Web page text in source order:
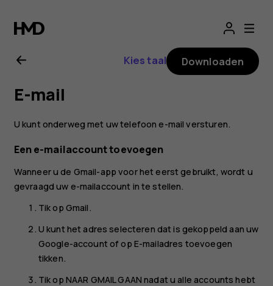
voor
Nokia
G21
Kies taal Downloaden
E-mail
U kunt onderweg met uw telefoon e-mail versturen.
Een e-mailaccount toevoegen
Wanneer u de Gmail-app voor het eerst gebruikt, wordt u
gevraagd uw e-mailaccount in te stellen.
Tik op Gmail.
U kunt het adres selecteren dat is gekoppeld aan uw
Google-account of op E-mailadres toevoegen
tikken.
Tik op NAAR GMAIL GAAN nadat u alle accounts hebt